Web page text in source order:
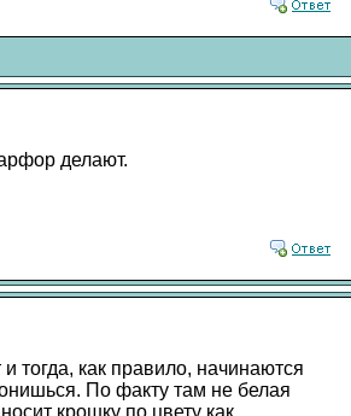
делают.
тогда, как правило, начинаются
По факту там не белая
крошку по цвету как